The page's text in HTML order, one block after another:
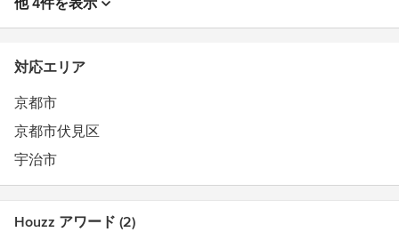
審査員奨励賞
齢変化に伴うリモデル部門 審査員奨励賞
他 4件を表示
対応エリア
京都市
京都市伏見区
宇治市
Houzz アワード (2)